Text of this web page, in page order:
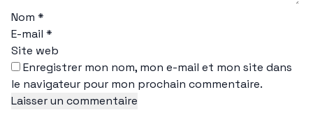
Nom *
E-mail *
Site web
Enregistrer mon nom, mon e-mail et mon site dans
le navigateur pour mon prochain commentaire.